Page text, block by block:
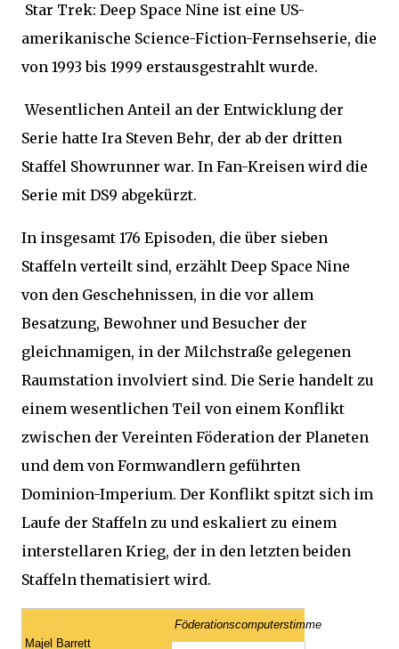
Star Trek: Deep Space Nine ist eine US-
amerikanische Science-Fiction-Fernsehserie, die
von 1993 bis 1999 erstausgestrahlt wurde.
Wesentlichen Anteil an der Entwicklung der
Serie hatte Ira Steven Behr, der ab der dritten
Staffel Showrunner war. In Fan-Kreisen wird die
Serie mit DS9 abgekürzt.
In insgesamt 176 Episoden, die über sieben
Staffeln verteilt sind, erzählt Deep Space Nine
von den Geschehnissen, in die vor allem
Besatzung, Bewohner und Besucher der
gleichnamigen, in der Milchstraße gelegenen
Raumstation involviert sind. Die Serie handelt zu
einem wesentlichen Teil von einem Konflikt
zwischen der Vereinten Föderation der Planeten
und dem von Formwandlern geführten
Dominion-Imperium. Der Konflikt spitzt sich im
Laufe der Staffeln zu und eskaliert zu einem
interstellaren Krieg, der in den letzten beiden
Staffeln thematisiert wird.
Majel Barrett
Föderationscomputerstimme